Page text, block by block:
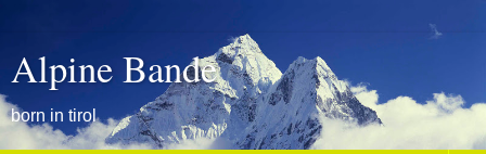
Alpine Bande
born in tirol